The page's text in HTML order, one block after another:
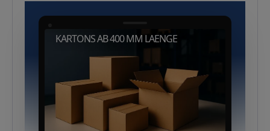
KARTONS AB 400 MM LAENGE